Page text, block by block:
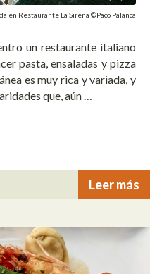
en Restaurante La Sirena ©Paco Palanca
un restaurante italiano
pasta, ensaladas y pizza
es muy rica y variada, y
que, aún …
Leer más